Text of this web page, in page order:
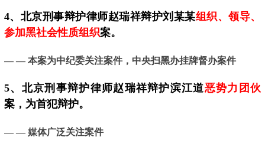
4、 北京刑事辩护律师赵瑞祥辩护刘某某组织、领导、
参加黑社会性质组织案。
— — 本案为中纪委关注案件，中央扫黑办挂牌督办案件
5、 北京刑事辩护律师赵瑞祥辩护滨江道恶势力团伙
案，为首犯辩护。
— — 媒体广泛关注案件